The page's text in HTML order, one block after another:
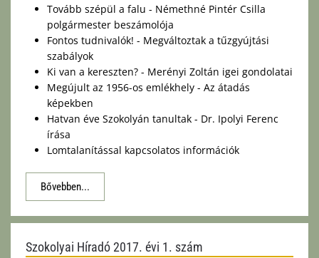
Tovább szépül a falu - Némethné Pintér Csilla
polgármester beszámolója
Fontos tudnivalók! - Megváltoztak a tűzgyújtási
szabályok
Ki van a kereszten? - Merényi Zoltán igei gondolatai
Megújult az 1956-os emlékhely - Az átadás
képekben
Hatvan éve Szokolyán tanultak - Dr. Ipolyi Ferenc
írása
Lomtalanítással kapcsolatos információk
Bővebben...
Szokolyai Híradó 2017. évi 1. szám